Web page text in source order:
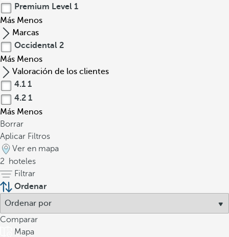
Premium Level 1
Más Menos
Marcas
Occidental 2
Más Menos
Valoración de los clientes
4.1 1
4.2 1
Más Menos
Borrar
Aplicar Filtros
Ver en mapa
2
hoteles
Filtrar
Ordenar
Comparar
Mapa